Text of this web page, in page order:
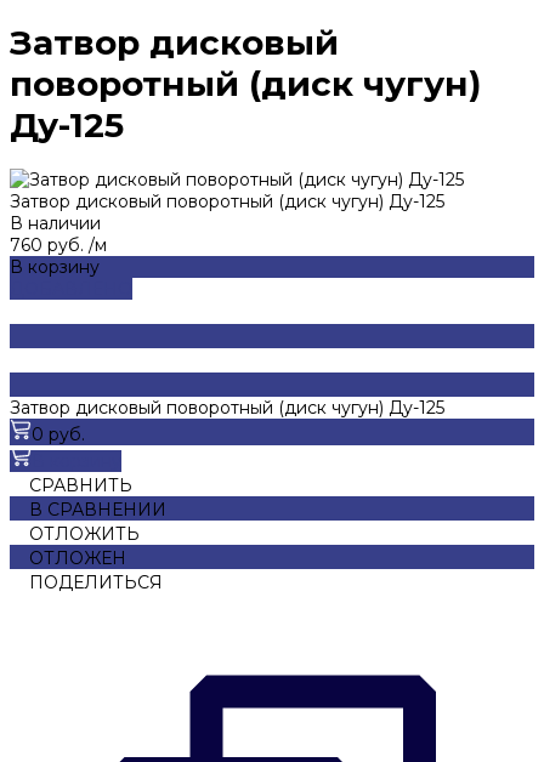
Затвор дисковый
поворотный (диск чугун)
Ду-125
Затвор дисковый поворотный (диск чугун) Ду-125
В наличии
760 руб. /м
В корзину
Затвор дисковый поворотный (диск чугун) Ду-125
0 руб.
СРАВНИТЬ
В СРАВНЕНИИ
ОТЛОЖИТЬ
ОТЛОЖЕН
ПОДЕЛИТЬСЯ